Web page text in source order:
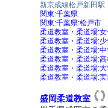
新京成線松戸新田駅
関東:千葉県
関東:千葉県:松戸市
柔道教室・柔道場:
柔道教室・柔道場:
柔道教室・柔道場:
柔道教室・柔道場:
柔道教室・柔道場:
柔道教室・柔道場:
盛岡柔道教室